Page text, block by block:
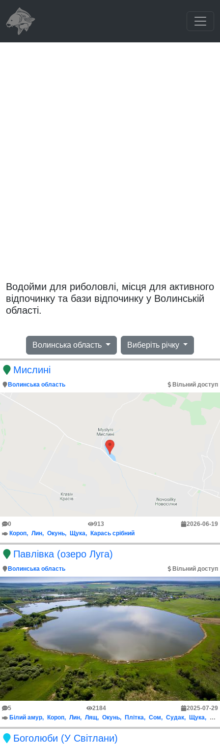
Водойми для риболовлі, місця для активного
відпочинку та бази відпочинку у Волинській
області.
Волинська область Виберіть річку
Мислині
Волинська область Вільний доступ
0 913
2026-06-19
Короп
Лин Окунь Щука Карась срібний
Павлівка (озеро Луга)
Волинська область Вільний доступ
5 2184
2025-07-29
Білий амур
Короп Лин Лящ Окунь Плітка Сом Судак Щука
Боголюби (У Світлани)